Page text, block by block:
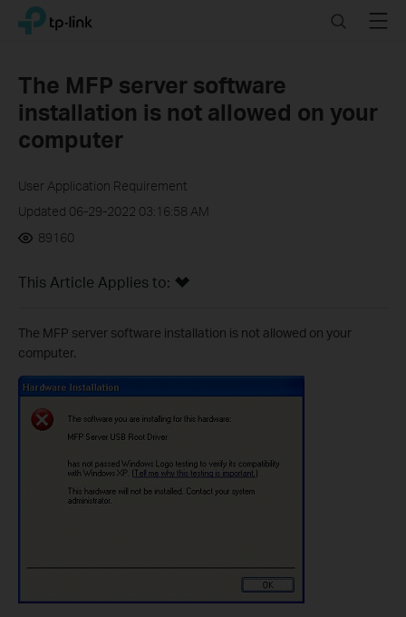
Click
navigation
TP-Link, Reliably Smart SearchMenu
The MFP server software
installation is not allowed on your
computer
User Application Requirement
Updated 06-29-2022 03:16:58 AM
89160
This Article Applies to:
The MFP server software installation is not allowed on your
computer.